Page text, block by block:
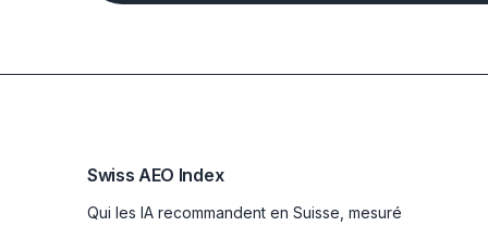
Swiss AEO Index
Qui les IA recommandent en Suisse, mesuré